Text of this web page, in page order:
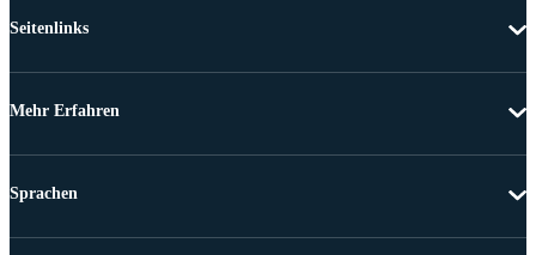
Seitenlinks
Mehr Erfahren
Sprachen